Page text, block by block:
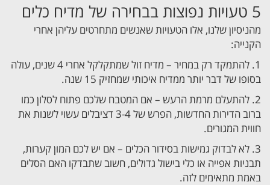
5 טעויות נפוצות בבחירה של מדיח כלים
מהניסיון שלנו, אלו הטעויות שאנשים מתחרטים עליהן אחרי
הקנייה:
1. להתמקד רק במחיר – מדיח זול שמתקלקל אחרי 4 שנים, עולה
בסופו של דבר יותר ממדיח איכותי שמחזיק 15 שנה.
2. להתעלם מרמת הרעש – אם המטבח שלכם פתוח לסלון כמו
ברוב הדירות החדשות, הפרש של 3-4 דציבלים עשוי לשנות את
חווית המגורים.
3. לא לבדוק גמישות בסידור הכלים – אם יש לכם המון קערות,
תבניות אפייה או כלי בישול גדולים, חשוב שתבדקו האם הסלים
באמת מתאימים לזה.